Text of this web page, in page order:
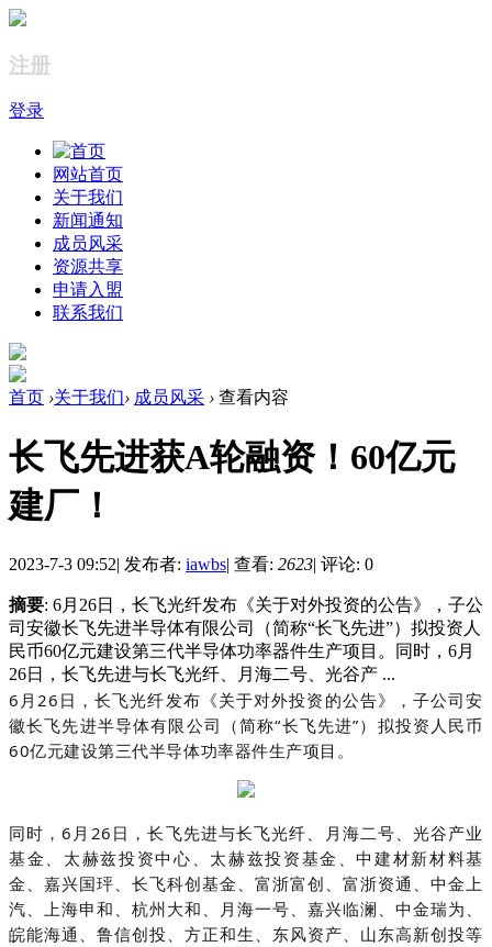
注册
登录
网站首页
关于我们
新闻通知
成员风采
资源共享
申请入盟
联系我们
首页 ›关于我们› 成员风采 › 查看内容
长飞先进获A轮融资！60亿元
建厂！
2023-7-3 09:52| 发布者: iawbs| 查看: 2623| 评论: 0
摘要: 6月26日，长飞光纤发布《关于对外投资的公告》，子公
司安徽长飞先进半导体有限公司（简称“长飞先进”）拟投资人
民币60亿元建设第三代半导体功率器件生产项目。同时，6月
26日，长飞先进与长飞光纤、月海二号、光谷产 ...
6月26日，长飞光纤发布《关于对外投资的公告》，子公司安
徽长飞先进半导体有限公司（简称“长飞先进”）拟投资人民币
60亿元建设第三代半导体功率器件生产项目。
同时，6月26日，长飞先进与长飞光纤、月海二号、光谷产业
基金、太赫兹投资中心、太赫兹投资基金、中建材新材料基
金、嘉兴国玶、长飞科创基金、富浙富创、富浙资通、中金上
汽、上海申和、杭州大和、月海一号、嘉兴临澜、中金瑞为、
皖能海通、鲁信创投、方正和生、东风资产、山东高新创投等